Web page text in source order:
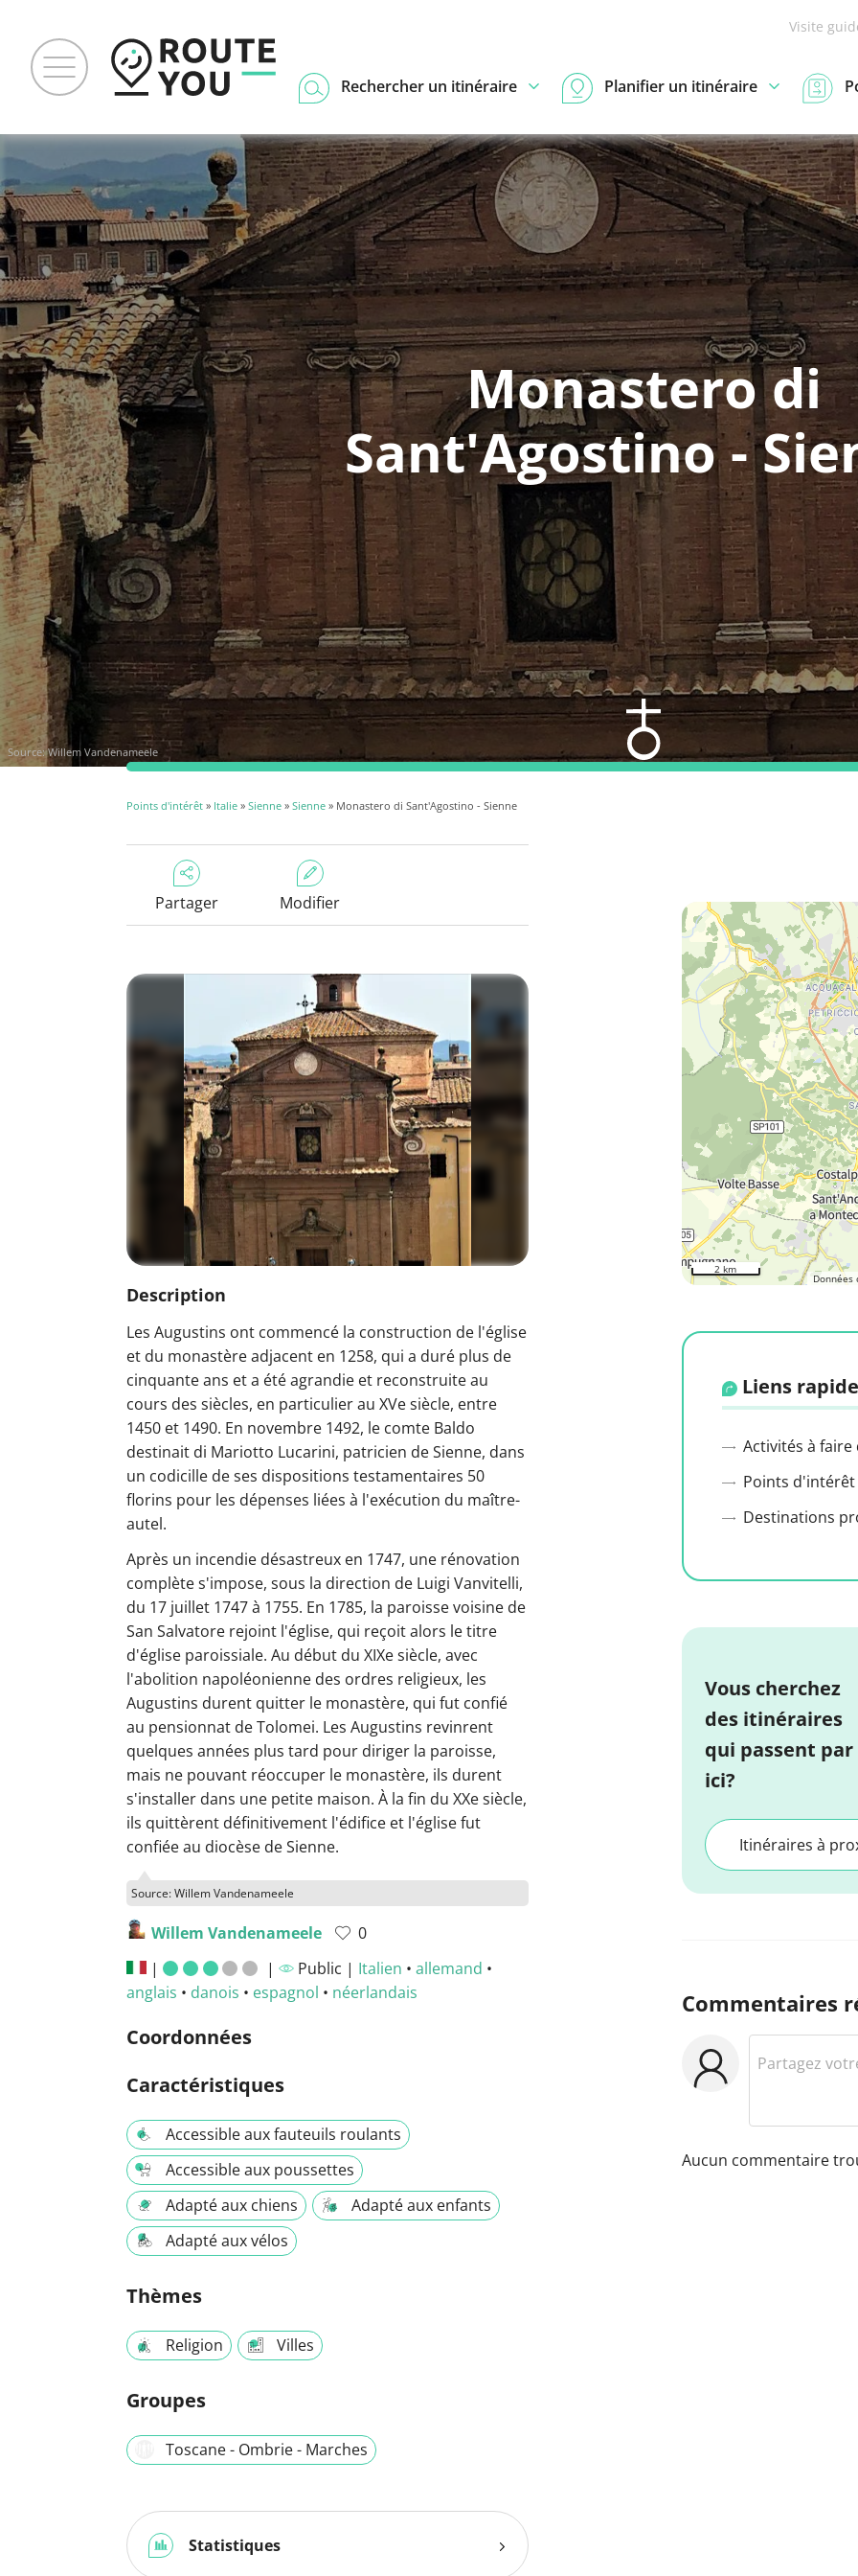
Visite
Rechercher un itinéraire Planifier un itinéraire
Monastero di
Sant'Agostino -
Source: Willem Vandenameele
Points d'intérêt » Italie » Sienne » Sienne » Monastero di Sant'Agostino - Sienne
Partager Modifier
Description
Les Augustins ont commencé la construction de l'église
et du monastère adjacent en 1258, qui a duré plus de
cinquante ans et a été agrandie et reconstruite au
cours des siècles, en particulier au XVe siècle, entre
1450 et 1490. En novembre 1492, le comte Baldo
destinait di Mariotto Lucarini, patricien de Sienne, dans
un codicille de ses dispositions testamentaires 50
florins pour les dépenses liées à l'exécution du maître-
autel.
Après un incendie désastreux en 1747, une rénovation
complète s'impose, sous la direction de Luigi Vanvitelli,
du 17 juillet 1747 à 1755. En 1785, la paroisse voisine de
San Salvatore rejoint l'église, qui reçoit alors le titre
d'église paroissiale. Au début du XIXe siècle, avec
l'abolition napoléonienne des ordres religieux, les
Augustins durent quitter le monastère, qui fut confié
au pensionnat de Tolomei. Les Augustins revinrent
quelques années plus tard pour diriger la paroisse,
mais ne pouvant réoccuper le monastère, ils durent
s'installer dans une petite maison. À la fin du XXe siècle,
ils quittèrent définitivement l'édifice et l'église fut
confiée au diocèse de Sienne.
Source: Willem Vandenameele
Willem Vandenameele
0
|
| Public | Italien • allemand •
anglais • danois • espagnol • néerlandais
Coordonnées
Caractéristiques
Accessible aux fauteuils roulants
Accessible aux poussettes
Adapté aux chiens
Adapté aux enfants
Adapté aux vélos
Thèmes
Religion Villes
Groupes
Toscane - Ombrie - Marches
Statistiques
2 km
Liens
Activités à
Points
Destinations
Vous cherchez
des itinéraires
qui passent par
ici?
Itinéraires à
Commentaires
Aucun commentaire